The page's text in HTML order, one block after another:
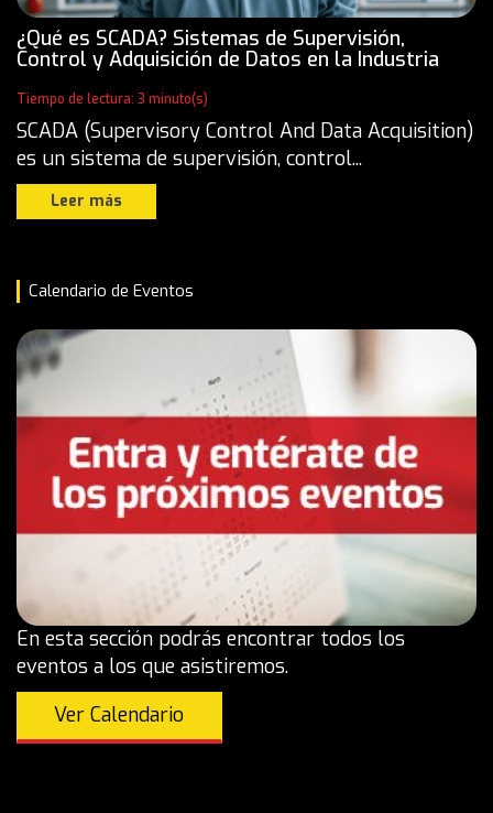
¿Qué es SCADA? Sistemas de Supervisión,
Control y Adquisición de Datos en la Industria
Tiempo de lectura: 3 minuto(s)
SCADA (Supervisory Control And Data Acquisition)
es un sistema de supervisión, control...
Leer más
Calendario de Eventos
En esta sección podrás encontrar todos los
eventos a los que asistiremos.
Ver Calendario